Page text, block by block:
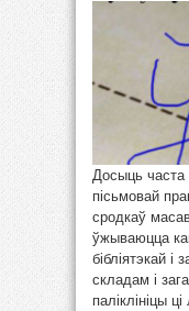
Досыць часта
пісьмовай
сродкаў
ўжываюцца
бібліятэкай і
складам і
паліклініцы